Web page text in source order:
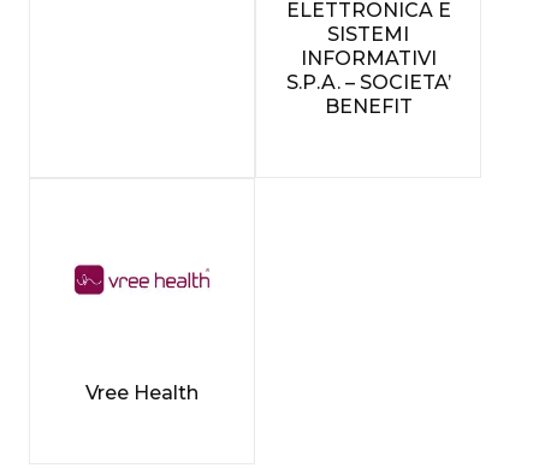
ELETTRONICA E
SISTEMI
INFORMATIVI
S.P.A. – SOCIETA’
BENEFIT
Vree Health